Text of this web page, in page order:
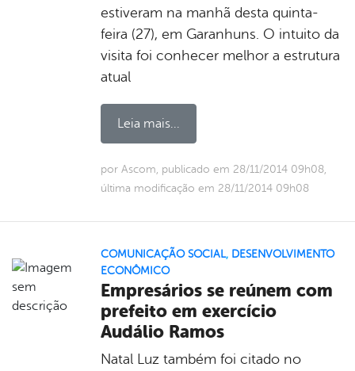
estiveram na manhã desta quinta-
feira (27), em Garanhuns. O intuito da
visita foi conhecer melhor a estrutura
atual
Leia mais...
por Ascom, publicado em 28/11/2014 09h08,
última modificação em 28/11/2014 09h08
COMUNICAÇÃO SOCIAL, DESENVOLVIMENTO
ECONÔMICO
Empresários se reúnem com
prefeito em exercício
Audálio Ramos
Natal Luz também foi citado no